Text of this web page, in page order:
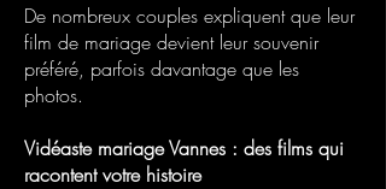
De nombreux couples expliquent que leur
film de mariage devient leur souvenir
préféré, parfois davantage que les
photos.
Vidéaste mariage Vannes : des films qui
racontent votre histoire